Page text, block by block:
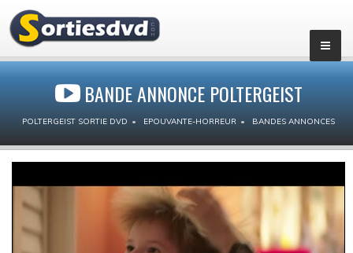
BANDE ANNONCE POLTERGEIST
POLTERGEIST SORTIE DVD EPOUVANTE-HORREUR BANDES ANNONCES